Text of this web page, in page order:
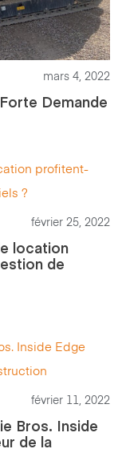
mars 4, 2022
Demande
février 25, 2022
location
de
février 11, 2022
Bros. Inside
de la